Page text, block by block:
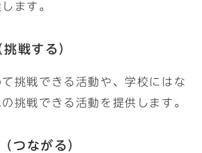
ます。
戦する）
挑戦できる活動や、学校にはな
挑戦できる活動を提供します。
つながる）